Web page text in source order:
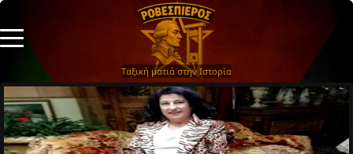
Ταξική ματιά στην Ιστορία